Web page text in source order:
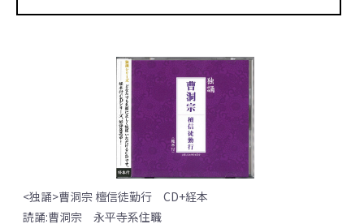
<独誦>曹洞宗 檀信徒勤行 CD+経本
読誦:曹洞宗 永平寺系住職